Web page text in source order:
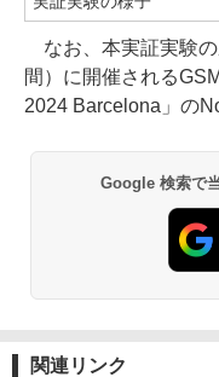
なお、本実証実験
間）に開催される
2024 Barcelona」の
Google 検索で
関連リンク